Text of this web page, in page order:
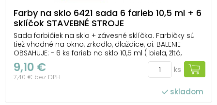
Farby na sklo 6421 sada 6 farieb 10,5 ml + 6
sklíčok STAVEBNÉ STROJE
Sada farbičiek na sklo + závesné sklíčka. Farbičky sú
tiež vhodné na okno, zrkadlo, dlaždice, ai. BALENIE
OBSAHUJE: - 6 ks farieb na sklo 10,5 ml ( biela, žltá,
oranžová, červená, modrá, zelená ) - 6 ks závesných
sklíčok ( stavebné stroje ) NÁVOD: 1. Vyfarbite sklíčka,
nechajte 12 hodín ...
9,10 €
7,40 € bez DPH
ks
skladom